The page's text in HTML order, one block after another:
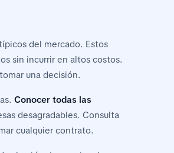
del mercado. Estos
sin incurrir en altos costos.
una decisión.
Conocer todas las
desagradables. Consulta
cualquier contrato.